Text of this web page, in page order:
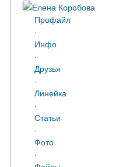
Елена Коробова
Профайл
·
Инфо
·
Друзья
·
Линейка
·
Статьи
·
Фото
·